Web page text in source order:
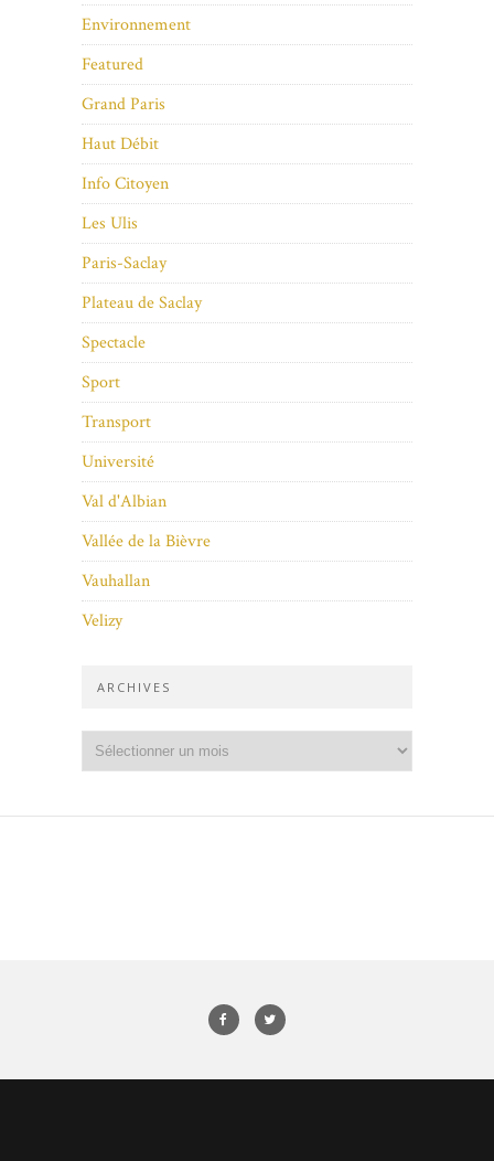
Environnement
Featured
Grand Paris
Haut Débit
Info Citoyen
Les Ulis
Paris-Saclay
Plateau de Saclay
Spectacle
Sport
Transport
Université
Val d'Albian
Vallée de la Bièvre
Vauhallan
Velizy
ARCHIVES